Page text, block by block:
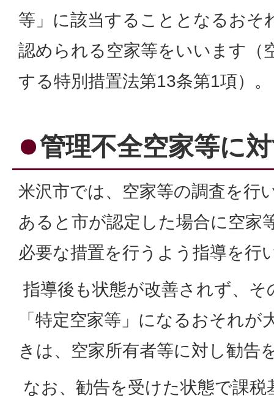
等」に該当することとなるおそ
認められる空家等をいいます（
する特別措置法第13条第1項）。
管理不全空家等に
米沢市では、空家等の調査を行
あると市が認定した場合に空家
必要な措置を行うよう指導を行
指導後も状態が改善されず、
「特定空家等」になるおそれ
きは、空家所有者等に対し勧告
なお、勧告を受けた状態で課税